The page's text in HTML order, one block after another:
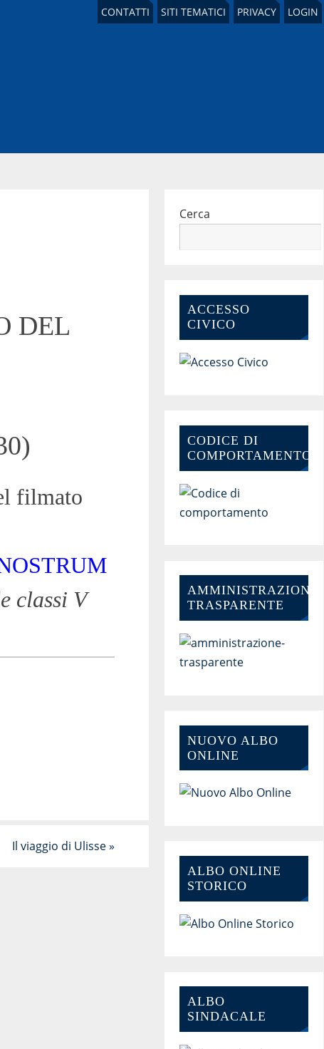
CONTATTI SITI TEMATICI PRIVACY LOGIN
DEL
filmato
classi V
Il viaggio di Ulisse»
Cerca
ACCESSO
CIVICO
CODICE DI
COMPORTAMENTO
AMMINISTRAZIONE-
TRASPARENTE
NUOVO ALBO
ONLINE
ALBO ONLINE
STORICO
ALBO
SINDACALE